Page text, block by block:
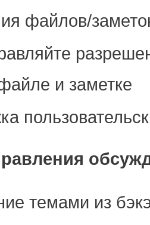
файлов/
и заметке
темами из